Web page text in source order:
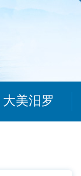
大美汨罗